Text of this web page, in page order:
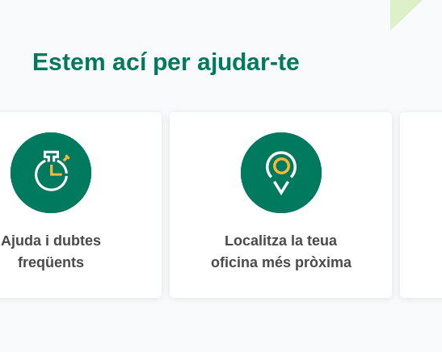
Estem ací per ajudar-te
Ajuda i dubtes
freqüents
Localitza la teua
oficina més pròxima